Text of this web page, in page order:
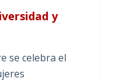
y
se celebra el